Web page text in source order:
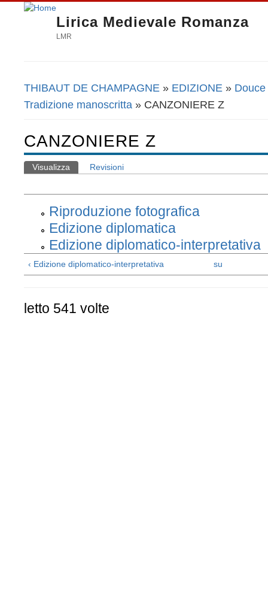
Lirica Medievale Romanza
LMR
Tu sei qui
THIBAUT DE CHAMPAGNE » EDIZIONE »
Tradizione manoscritta » CANZONIERE Z
CANZONIERE Z
Schede primarie
Visualizza (scheda attiva)
Revisioni
Riproduzione fotografica
Edizione diplomatica
Edizione diplomatico-interpretativa
‹ Edizione diplomatico-interpretativa su
letto 541 volte